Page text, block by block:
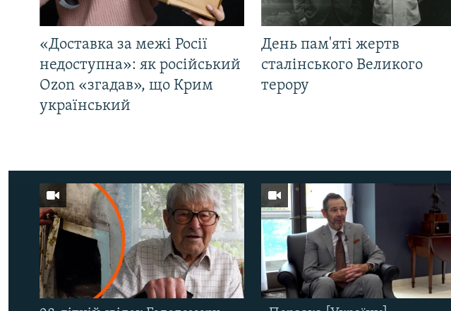
«Доставка за межі Росії
недоступна»: як російський
Ozon «згадав», що Крим
український
День пам'яті жертв
сталінського Великого
терору